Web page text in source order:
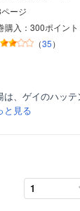
ージ
購入：300ポイント
（35）
は、ゲイのハッ
と見る